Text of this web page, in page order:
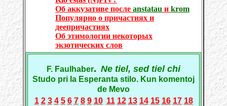
Об аккузативе после anstatau и krom
Популярно о причастиях и
деепричастиях
Об этимологии некоторых
экзотических слов
F. Faulhaber. Ne tiel, sed tiel chi
Studo pri la Esperanta stilo. Kun komentoj
de Mevo
1 2 3 4 5 6 7 8 9 10 11 12 13 14 15 16 17 18